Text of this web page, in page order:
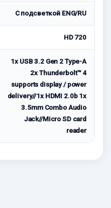
С подсветкой ENG/RU
HD 720
1x USB 3.2 Gen 2 Type-A
2x Thunderbolt™ 4
supports display / power
delivery//1x HDMI 2.0b 1x
3.5mm Combo Audio
Jack//Micro SD card
reader